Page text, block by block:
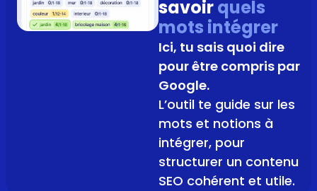
savoirquels
mots intégrer
Ici, tu sais quoi dire
pour être compris par
Google.
L’outil te guide sur les
mots et notions à
intégrer, pour
structurer un contenu
SEO cohérent et utile.